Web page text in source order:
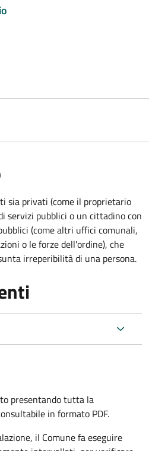
sia privati (come il proprietario
servizi pubblici o un cittadino con
(come altri uffici comunali,
o le forze dell'ordine), che
irreperibilità di una persona.
presentando tutta la
in formato PDF.
il Comune fa eseguire